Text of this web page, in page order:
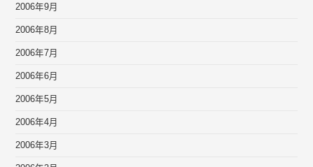
2006年9月
2006年8月
2006年7月
2006年6月
2006年5月
2006年4月
2006年3月